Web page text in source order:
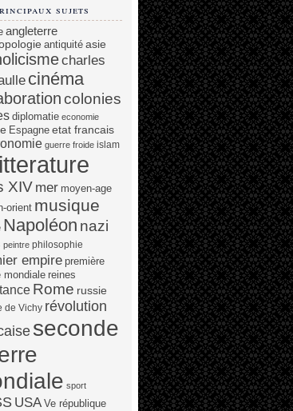
sujets
angleterre
antiquité asie
charles
cinéma
colonies
diplomatie economie
Espagne etat francais
guerre froide islam
XIV mer moyen-age
orient musique
Napoléon nazi
peintre philosophie
empire première
mondiale reines
Rome russie
de Vichy révolution
seconde
sport
USA Ve république